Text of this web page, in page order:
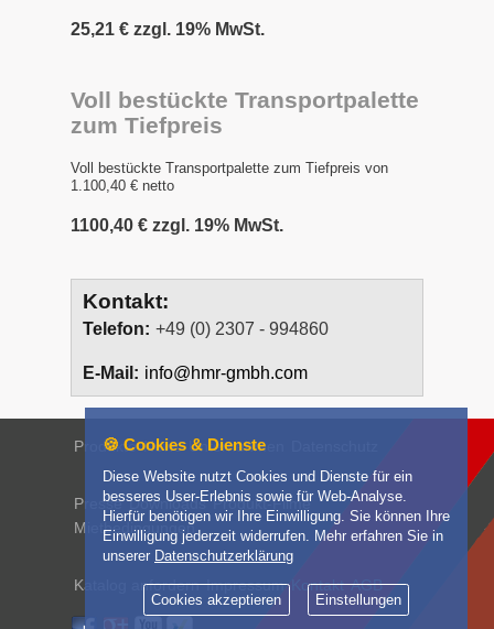
25,21 € zzgl. 19% MwSt.
Voll bestückte Transportpalette
zum Tiefpreis
Voll bestückte Transportpalette zum Tiefpreis von
1.100,40 € netto
1100,40 € zzgl. 19% MwSt.
Kontakt:
Telefon: +49 (0) 2307 - 994860
E-Mail: info@hmr-gmbh.com
Produkte News Unternehmen
Presse Downloads Produkt-Filme
Mietbedingungen
Katalog anfordern Impressum Kontakt AGB
🍪 Cookies & Dienste
Diese Website nutzt Cookies und Dienste für ein
besseres User-Erlebnis sowie für Web-Analyse.
Hierfür benötigen wir Ihre Einwilligung. Sie können Ihre
Einwilligung jederzeit widerrufen. Mehr erfahren Sie in
unserer Datenschutzerklärung
Cookies akzeptieren Einstellungen